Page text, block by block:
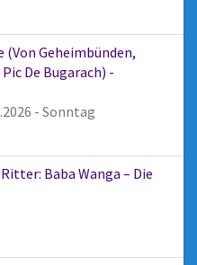
(Von Geheimbünden,
De Bugarach) -
- Sonntag
Baba Wanga – Die